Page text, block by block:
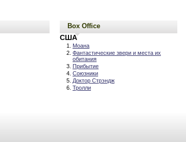
Box Office
США
Моана
Фантастические звери и места их
обитания
Прибытие
Союзники
Доктор Стрэндж
Тролли